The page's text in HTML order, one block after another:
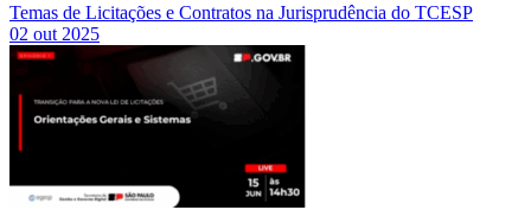
Temas de Licitações e Contratos na Jurisprudência do TCESP
02 out 2025